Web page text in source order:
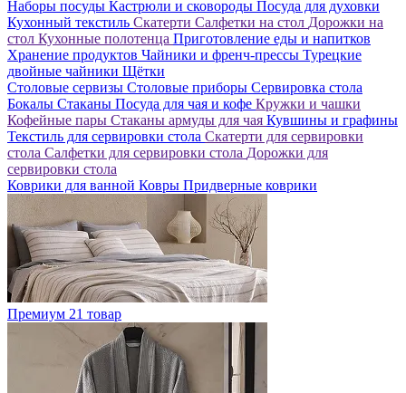
Наборы посуды Кастрюли и сковороды Посуда для духовки
Кухонный текстиль Скатерти Салфетки на стол Дорожки на
стол Кухонные полотенца Приготовление еды и напитков
Хранение продуктов Чайники и френч-прессы Турецкие
двойные чайники Щётки
Столовые сервизы Столовые приборы Сервировка стола
Бокалы Стаканы Посуда для чая и кофе Кружки и чашки
Кофейные пары Стаканы армуды для чая Кувшины и графины
Текстиль для сервировки стола Скатерти для сервировки
стола Салфетки для сервировки стола Дорожки для
сервировки стола
Коврики для ванной Ковры Придверные коврики
Премиум 21 товар